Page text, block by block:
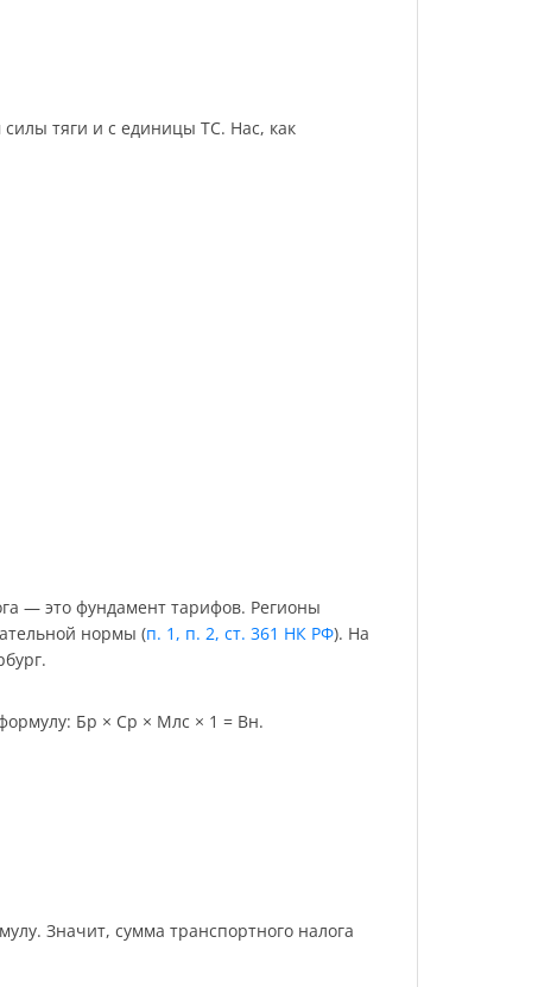
тяги и с единицы ТС. Нас, как
— это фундамент тарифов. Регионы
нормы (п. 1, п. 2, ст. 361 НК РФ). На
Бр × Ср × Млс × 1 = Вн.
Значит, сумма транспортного налога